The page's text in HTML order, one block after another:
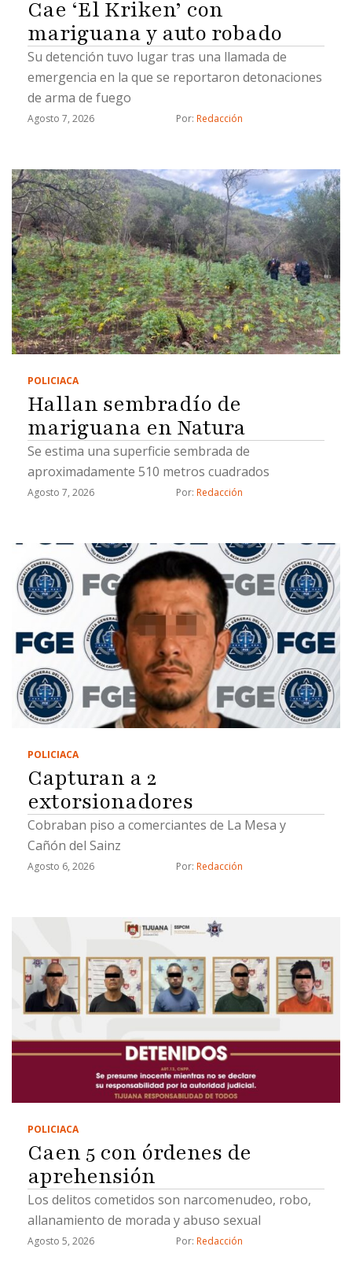
Cae ‘El Kriken’ con
mariguana y auto robado
Su detención tuvo lugar tras una llamada de
emergencia en la que se reportaron detonaciones
de arma de fuego
Agosto 7, 2026 Por: Redacción
POLICIACA
Hallan sembradío de
mariguana en Natura
Se estima una superficie sembrada de
aproximadamente 510 metros cuadrados
Agosto 7, 2026 Por: Redacción
POLICIACA
Capturan a 2
extorsionadores
Cobraban piso a comerciantes de La Mesa y
Cañón del Sainz
Agosto 6, 2026 Por: Redacción
POLICIACA
Caen 5 con órdenes de
aprehensión
Los delitos cometidos son narcomenudeo, robo,
allanamiento de morada y abuso sexual
Agosto 5, 2026 Por: Redacción